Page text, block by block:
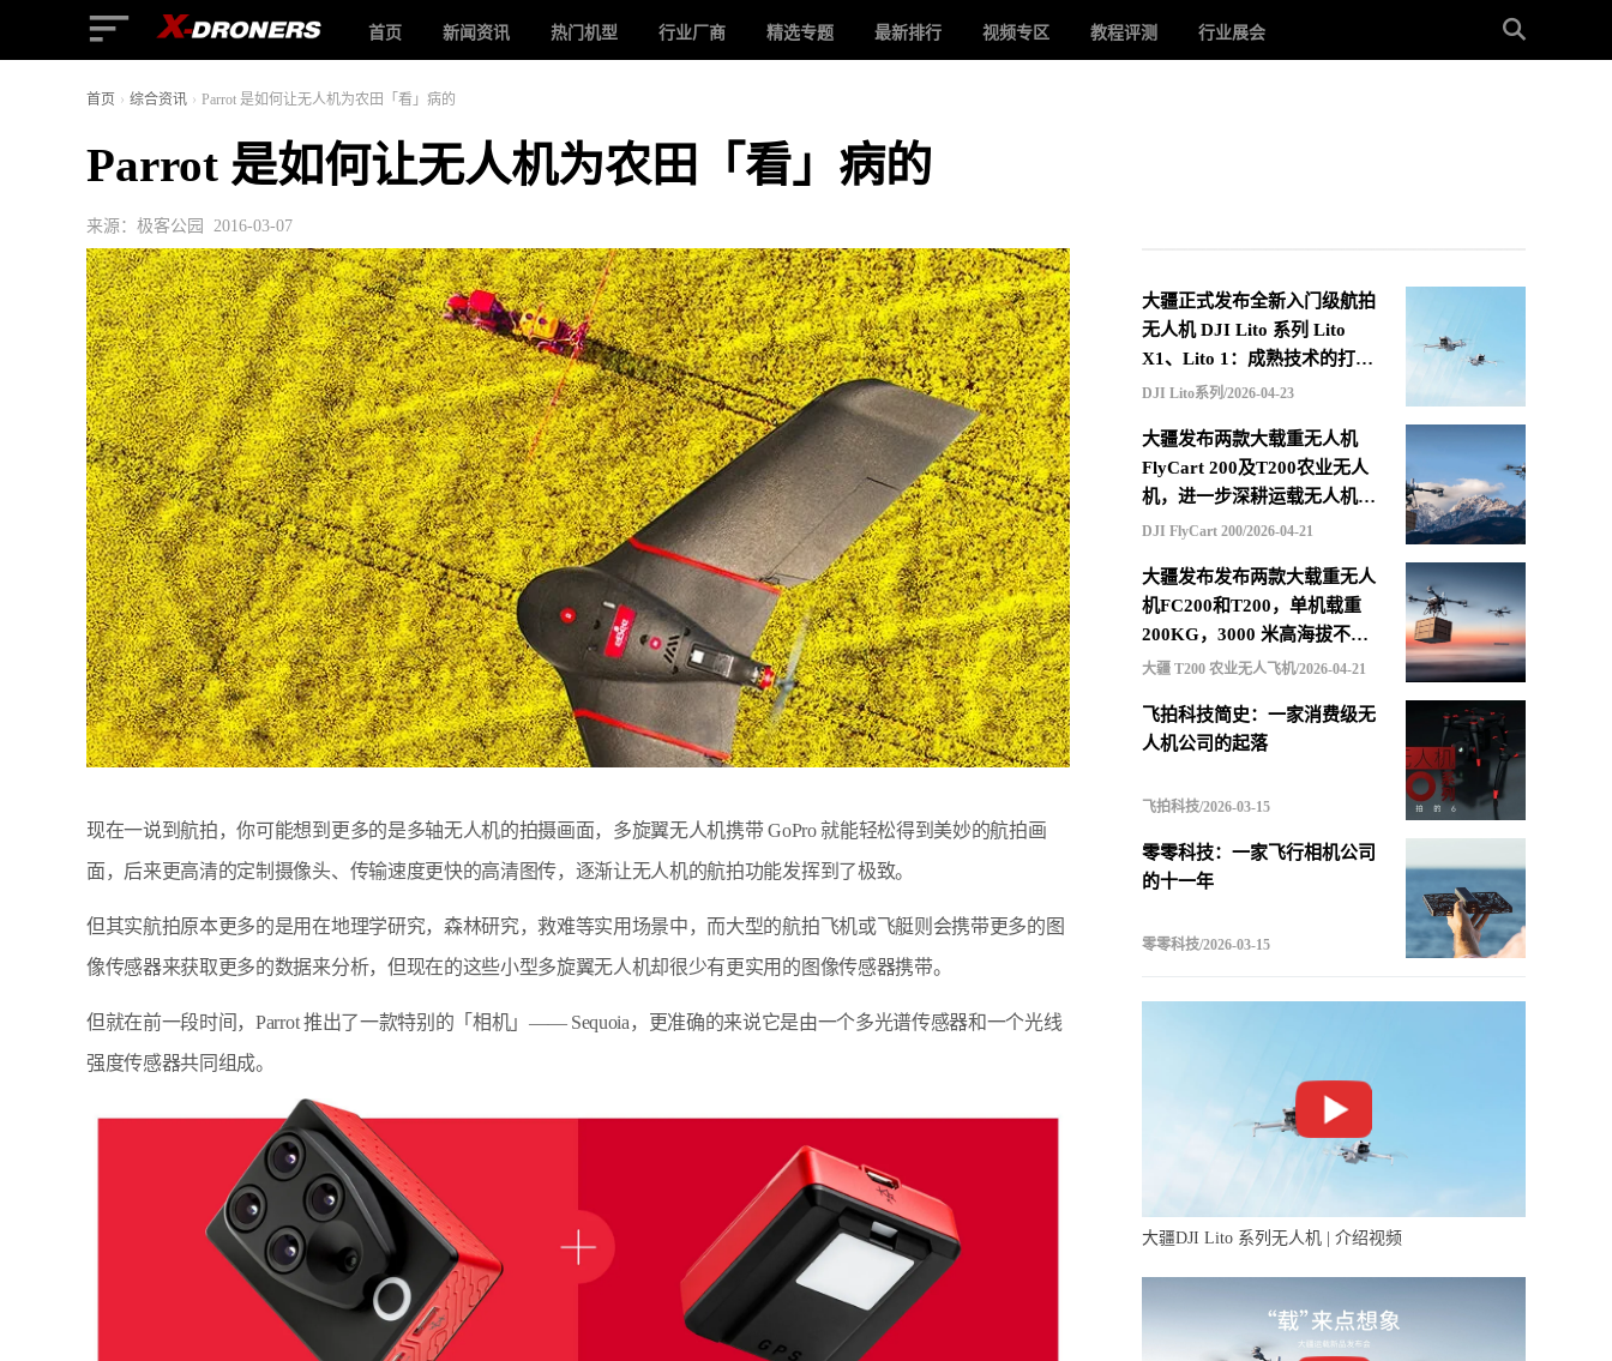
首页 新闻资讯 热门机型 行业厂商 精选专题 最新排行 视频专区 教程评测 行业展会
首页 › 综合资讯 › Parrot 是如何让无人机为农田「看」病的
Parrot 是如何让无人机为农田「看」病的
来源：极客公园 2016-03-07
现在一说到航拍，你可能想到更多的是多轴无人机的拍摄画面，多旋翼无人机携带 GoPro 就能轻松得到美妙的航拍画
面，后来更高清的定制摄像头、传输速度更快的高清图传，逐渐让无人机的航拍功能发挥到了极致。
但其实航拍原本更多的是用在地理学研究，森林研究，救难等实用场景中，而大型的航拍飞机或飞艇则会携带更多的图
像传感器来获取更多的数据来分析，但现在的这些小型多旋翼无人机却很少有更实用的图像传感器携带。
但就在前一段时间，Parrot 推出了一款特别的「相机」—— Sequoia，更准确的来说它是由一个多光谱传感器和一个光线
强度传感器共同组成。
大疆正式发布全新入门级航拍
无人机 DJI Lito 系列 Lito
X1、Lito 1：成熟技术的打包
重组，更低价格的选择
DJI Lito系列/2026-04-23
大疆发布两款大载重无人机
FlyCart 200及T200农业无人
机，进一步深耕运载无人机市
场
DJI FlyCart 200/2026-04-21
大疆发布发布两款大载重无人
机FC200和T200，单机载重
200KG，3000 米高海拔不减
载，支持四机联吊最多600KG
大疆 T200 农业无人飞机/2026-04-21
飞拍科技简史：一家消费级无
人机公司的起落
飞拍科技/2026-03-15
零零科技：一家飞行相机公司
的十一年
零零科技/2026-03-15
大疆DJI Lito 系列无人机 | 介绍视频